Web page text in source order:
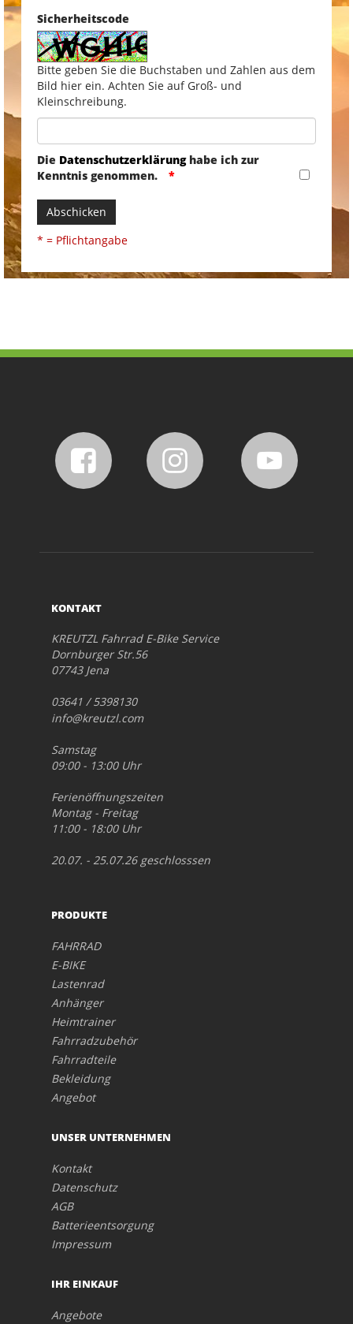
Sicherheitscode
Bitte geben Sie die Buchstaben und Zahlen aus dem
Bild hier ein. Achten Sie auf Groß- und
Kleinschreibung.
Die Datenschutzerklärunghabe ich zur
Kenntnis genommen.
Abschicken
* = Pflichtangabe
KONTAKT
KREUTZL Fahrrad E-Bike Service
Dornburger Str.56
07743 Jena
03641 / 5398130
info@kreutzl.com
Samstag
09:00 - 13:00 Uhr
Ferienöffnungszeiten
Montag - Freitag
11:00 - 18:00 Uhr
20.07. - 25.07.26 geschlosssen
PRODUKTE
FAHRRAD
E-BIKE
Lastenrad
Anhänger
Heimtrainer
Fahrradzubehör
Fahrradteile
Bekleidung
Angebot
UNSER UNTERNEHMEN
Kontakt
Datenschutz
AGB
Batterieentsorgung
Impressum
IHR EINKAUF
Angebote